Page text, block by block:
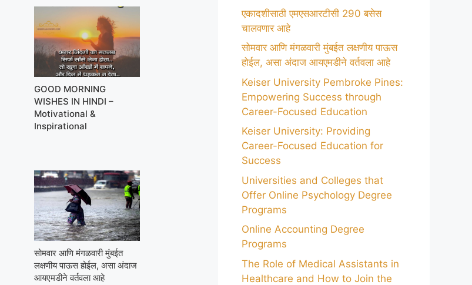
GOOD MORNING
WISHES IN HINDI –
Motivational &
Inspirational
सोमवार आणि मंगळवारी मुंबईत
लक्षणीय पाऊस होईल, असा अंदाज
आयएमडीने वर्तवला आहे
एकादशीसाठी एमएसआरटीसी 290 बसेस
चालवणार आहे
सोमवार आणि मंगळवारी मुंबईत लक्षणीय पाऊस
होईल, असा अंदाज आयएमडीने वर्तवला आहे
Keiser University Pembroke Pines:
Empowering Success through
Career-Focused Education
Keiser University: Providing
Career-Focused Education for
Success
Universities and Colleges that
Offer Online Psychology Degree
Programs
Online Accounting Degree
Programs
The Role of Medical Assistants in
Healthcare and How to Join the